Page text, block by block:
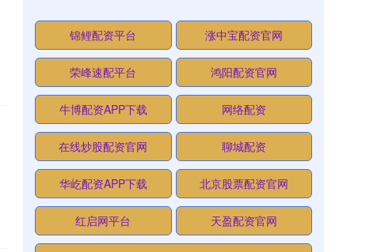
锦鲤配资平台 涨中宝配资官网
荣峰速配平台 鸿阳配资官网
牛博配资APP下载 网络配资
在线炒股配资官网 聊城配资
华屹配资APP下载 北京股票配资官网
红启网平台 天盈配资官网